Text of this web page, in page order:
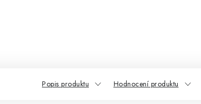
Popis produktu Hodnocení produktu